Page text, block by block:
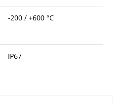
-200 / +600 °C
IP67